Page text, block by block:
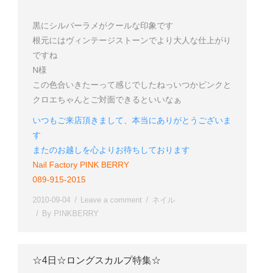
黒にシルバーラメがクールな印象です
根元にはヴィンテージストーンでより大人な仕上がり
ですね
N様
この色合いきたーって感じでしたねっいつかピンクと
クロエちゃんとご対面できるといいなぁ
いつもご来店頂きまして、本当にありがとうございま
す
またのお越しを心よりお待ちしております
Nail Factory PINK BERRY
089-915-2015
2010-09-04 Leave a comment
ネイル
By PINKBERRY
☆4日☆ロングスカルプ特集☆